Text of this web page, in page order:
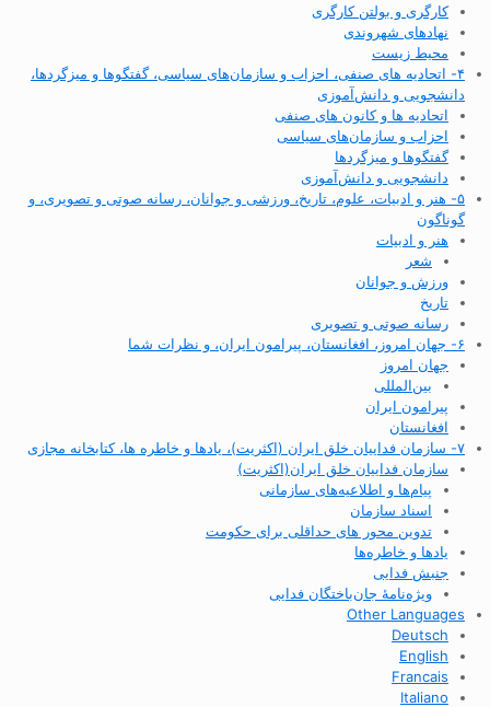
کارگری و بولتن کارگری
نهادهای شهروندی
محیط زیست
۴- اتحادیه های صنفی، احزاب و سازمان‌های سیاسی، گفتگوها و میزگردها،
دانشجویی و دانش‌آموزی
اتحادیه ها و کانون های صنفی
احزاب و سازمان‌های سیاسی
گفتگوها و میزگردها
دانشجویی و دانش‌آموزی
۵- هنر و ادبیات، علوم، تاریخ، ورزشی و جوانان، رسانه صوتی و تصویری، و
گوناگون
هنر و ادبیات
شعر
ورزش و جوانان
تاریخ
رسانه صوتی و تصویری
۶- جهان امروز، افغانستان، پیرامون ایران، و نظرات شما
جهان امروز
بین‌المللی
پیرامون ایران
افغانستان
۷- سازمان فداییان خلق ایران (اکثریت)، یادها و خاطره ها، کتابخانه مجازی
سازمان فداییان خلق ایران(اکثریت)
پیام‌ها و اطلاعیه‌های سازمانی
اسناد سازمان
تدوین محور های حداقلی برای حکومت
یادها و خاطره‌ها
جنبش فدایی
ویژه‌نامهٔ جان‌باختگان فدایی
Other Languages
Deutsch
English
Francais
Italiano